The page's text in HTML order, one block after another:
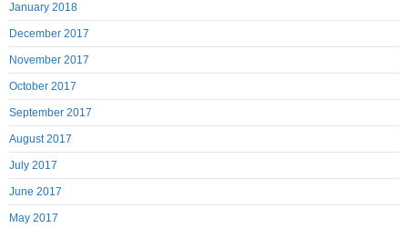
January 2018
December 2017
November 2017
October 2017
September 2017
August 2017
July 2017
June 2017
May 2017